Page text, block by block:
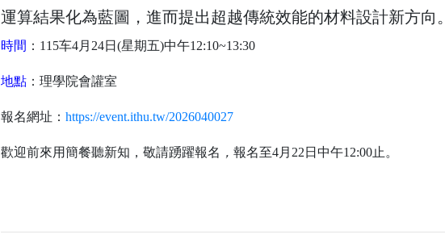
運算結果化為藍圖，進而提出超越傳統效能的材料設計新方向。
時間 ：115车4月24日(星期五)中午12:10~13:30
地點 ：理學院會讙室
報名網址 ： https://event.ithu.tw/2026040027
歡迎前來用簡餐聽新知，敬請踴躍報名 ， 報名至4月22日中午12:00止。